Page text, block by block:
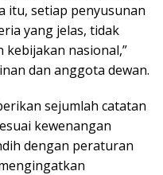
itu, setiap penyusunan
yang jelas, tidak
kebijakan nasional,”
dan anggota dewan.
sejumlah catatan
kewenangan
dengan peraturan